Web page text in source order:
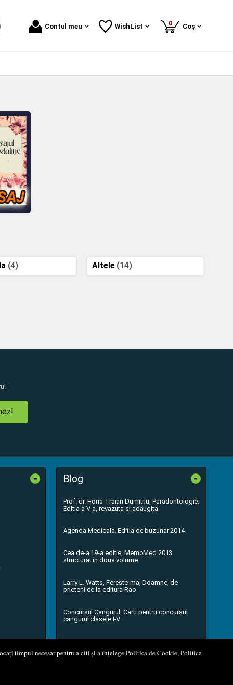
timpul necesar pentru a citi și a înțelegePolitica de Cookie,Politica
Contul meu WishList 0produse
Coș
(4) Altele (14)
- Blog -
Prof. dr. Horia Traian Dumitriu, Paradontologie.
Editia a V-a, revazuta si adaugita
Agenda Medicala. Editia de buzunar 2014
Cea de-a 19-a editie, MemoMed 2013
structurat in doua volume
Larry L. Watts, Fereste-ma, Doamne, de
prieteni de la editura Rao
Concursul Cangurul. Carti pentru concursul
cangurul clasele I-V